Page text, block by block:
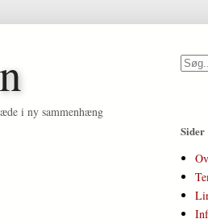
i ny sammenhæng
Sider